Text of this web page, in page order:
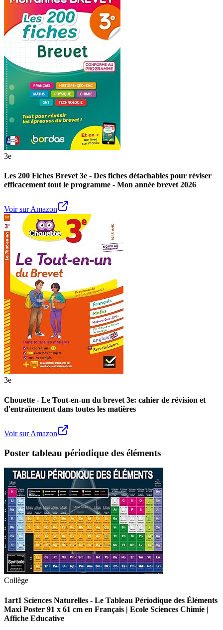
3e
Les 200 Fiches Brevet 3e - Des fiches détachables pour réviser
efficacement tout le programme - Mon année brevet 2026
Voir sur Amazon
3e
Chouette - Le Tout-en-un du brevet 3e: cahier de révision et
d'entraînement dans toutes les matières
Voir sur Amazon
Poster tableau périodique des éléments
Collège
1art1 Sciences Naturelles - Le Tableau Périodique des Éléments
Maxi Poster 91 x 61 cm en Français | Ecole Sciences Chimie |
Affiche Educative